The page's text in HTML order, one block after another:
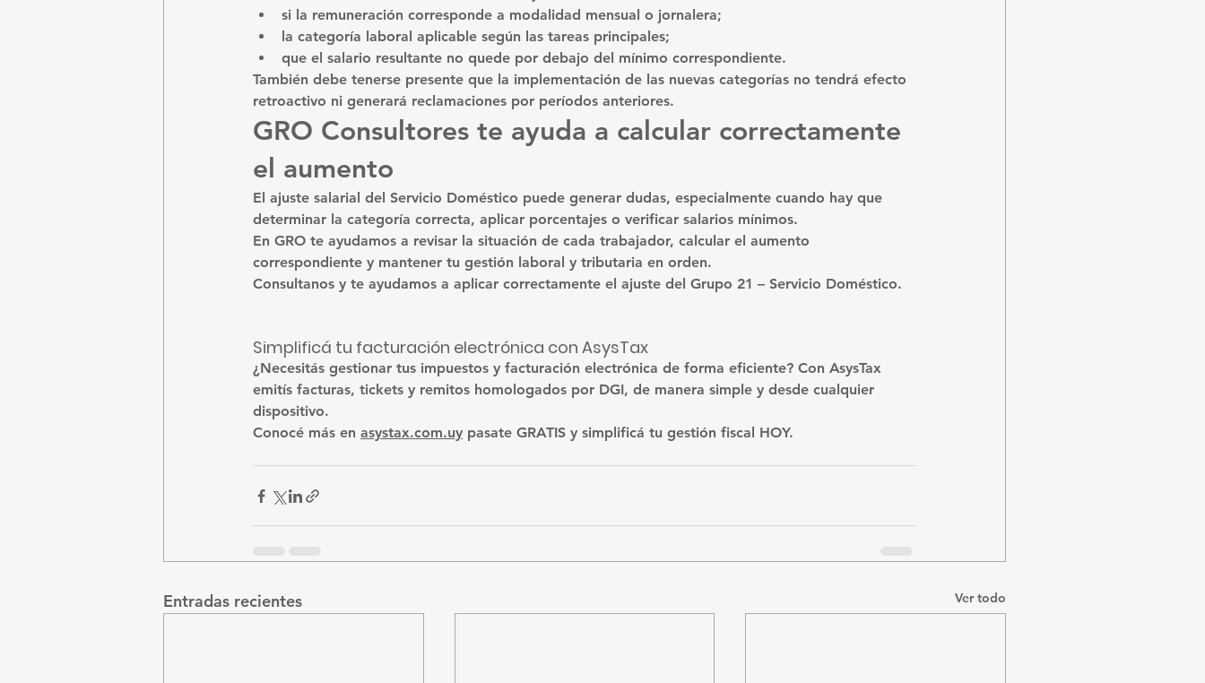
si la remuneración corresponde a modalidad mensual o jornalera;
la categoría laboral aplicable según las tareas principales;
que el salario resultante no quede por debajo del mínimo correspondiente.
También debe tenerse presente que la implementación de las nuevas categorías no tendrá efecto
retroactivo ni generará reclamaciones por períodos anteriores.
GRO Consultores te ayuda a calcular correctamente
el aumento
El ajuste salarial del Servicio Doméstico puede generar dudas, especialmente cuando hay que
determinar la categoría correcta, aplicar porcentajes o verificar salarios mínimos.
En GRO te ayudamos a revisar la situación de cada trabajador, calcular el aumento
correspondiente y mantener tu gestión laboral y tributaria en orden.
Consultanos y te ayudamos a aplicar correctamente el ajuste del Grupo 21 – Servicio Doméstico.
Simplificá tu facturación electrónica con AsysTax
¿Necesitás gestionar tus impuestos y facturación electrónica de forma eficiente? Con AsysTax
emitís facturas, tickets y remitos homologados por DGI, de manera simple y desde cualquier
dispositivo.
Conocé más en asystax.com.uy pasate GRATIS y simplificá tu gestión fiscal HOY.
Entradas recientes Ver todo